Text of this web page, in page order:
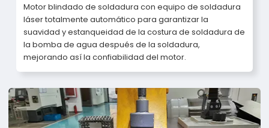
Motor blindado de soldadura con equipo de soldadura
láser totalmente automático para garantizar la
suavidad y estanqueidad de la costura de soldadura de
la bomba de agua después de la soldadura,
mejorando así la confiabilidad del motor.